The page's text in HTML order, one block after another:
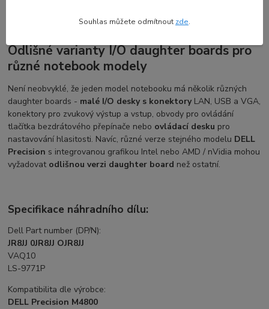
Odlišné varianty I/O daughter boards pro
různé notebook modely
Není neobvyklé, že jeden model notebooku má několik různých
daughter boards - malé I/O desky s konektoryLAN, USB a VGA,
konektory pro zvukový výstup a vstup, obvody pro ovládání
tlačítka bezdrátového přepínače nebo ovládací desku pro
nastavování hlasitosti. Navíc, různé verze stejného modelu DELL
Precision s integrovanou grafikou Intel nebo AMD / nVidia mohou
vyžadovat odlišnou verzi daughter board než ostatní.
Specifikace náhradního dílu:
Dell Part number (DP/N):
JR8JJ 0JR8JJ OJR8JJ
VAQ10
LS-9771P
Kompatibilita dle výrobce:
DELL Precision M4800
Souhlas můžete odmítnout zde.